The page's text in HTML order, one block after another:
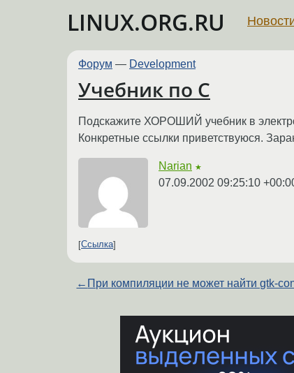
LINUX.ORG.RU
Форум — Development
Учебник по C
Подскажите ХОРОШИЙ учебник в
Конкретные ссылки приветствуюся.
Narian ★
07.09.2002 09:25:10
Ссылка
← При компиляции не может найти gtk-